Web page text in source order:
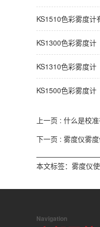
KS1510色彩雾度计
KS1300色彩雾度计
KS1310色彩雾度计
KS1500色彩雾度计
上一页 : 什么是校
下一页 : 雾度仪雾
本文标签： 雾度仪
Navigation